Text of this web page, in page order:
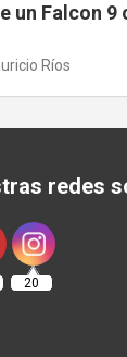
un Falcon 9
Ríos
redes
20